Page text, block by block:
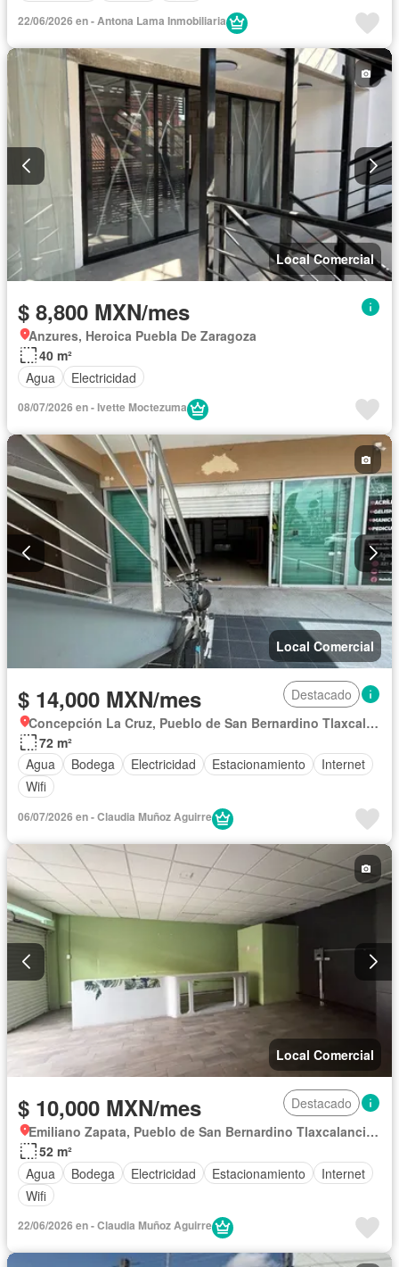
22/06/2026 en - Antona Lama Inmobiliaria
Local Comercial
$ 8,800 MXN/mes
Anzures, Heroica Puebla De Zaragoza
40 m²
Agua
Electricidad
08/07/2026 en - Ivette Moctezuma
Local Comercial
$ 14,000 MXN/mes
Destacado
Concepción La Cruz, Pueblo de San Bernardino Tlaxcalancingo
72 m²
Agua
Bodega Electricidad Estacionamiento
Internet
Wifi
06/07/2026 en - Claudia Muñoz Aguirre
Local Comercial
$ 10,000 MXN/mes
Destacado
Emiliano Zapata, Pueblo de San Bernardino Tlaxcalancingo
52 m²
Agua
Bodega Electricidad Estacionamiento
Internet
Wifi
22/06/2026 en - Claudia Muñoz Aguirre